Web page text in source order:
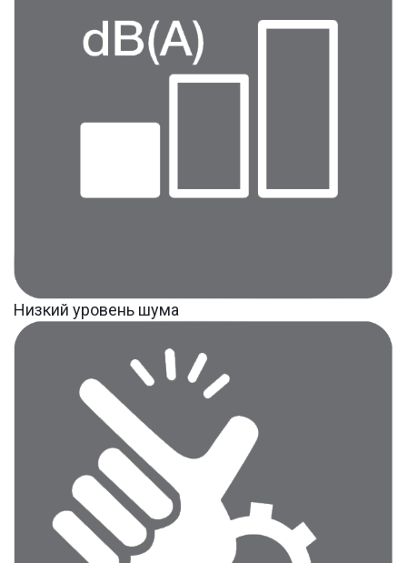
Низкий уровень шума